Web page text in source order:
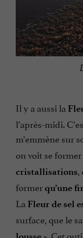
Il y a aussi la
l’après-midi.
m’emmène sur
on voit se
cristallisations,
formerqu’une
La Fleur de sel
surface, que le
». Cet